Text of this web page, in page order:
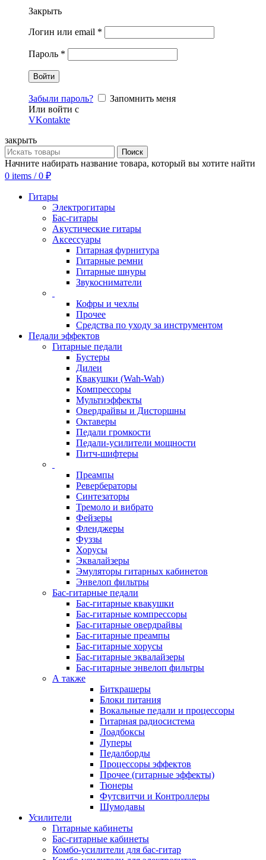
Закрыть
Логин или email *
Пароль *
Забыли пароль?
Запомнить меня
Или войти с
VKontakte
закрыть
Поиск
Начните набирать название товара, который вы хотите найти
0 items / 0 ₽
Гитары
Электрогитары
Бас-гитары
Акустические гитары
Аксессуары
Гитарная фурнитура
Гитарные ремни
Гитарные шнуры
Звукосниматели
Кофры и чехлы
Прочее
Средства по уходу за инструментом
Педали эффектов
Гитарные педали
Бустеры
Дилеи
Квакушки (Wah-Wah)
Компрессоры
Мультиэффекты
Овердрайвы и Дисторшны
Октаверы
Педали громкости
Педали-усилители мощности
Питч-шифтеры
Преампы
Ревербераторы
Синтезаторы
Тремоло и вибрато
Фейзеры
Фленджеры
Фуззы
Хорусы
Эквалайзеры
Эмуляторы гитарных кабинетов
Энвелоп фильтры
Бас-гитарные педали
Бас-гитарные квакушки
Бас-гитарные компрессоры
Бас-гитарные овердрайвы
Бас-гитарные преампы
Бас-гитарные хорусы
Бас-гитарные эквалайзеры
Бас-гитарные энвелоп фильтры
А также
Биткрашеры
Блоки питания
Вокальные педали и процессоры
Гитарная радиосистема
Лоадбоксы
Луперы
Педалборды
Процессоры эффектов
Прочее (гитарные эффекты)
Тюнеры
Футсвитчи и Контроллеры
Шумодавы
Усилители
Гитарные кабинеты
Бас-гитарные кабинеты
Комбо-усилители для бас-гитар